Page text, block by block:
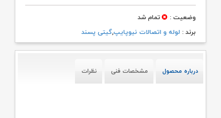
۱,۴۳۶,۷۲۱ تومان۱,۲۷۰,۳۵۱
وضعیت :
تمام شد
برند : لوله و اتصالات نیوپایپ,گیتی پسند
درباره محصول مشخصات فنی نظرات